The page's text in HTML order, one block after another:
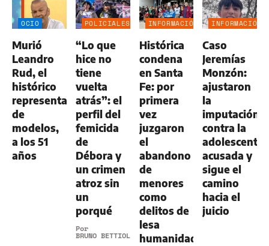
OCIO
Murió
Leandro
Rud, el
histórico
representante
de
modelos,
a los 51
años
POLICIALES
“Lo que
hice no
tiene
vuelta
atrás”: el
perfil del
femicida
de
Débora y
un crimen
atroz sin
un
porqué
Por
BRUNO BETTIOL
INFORMACIÓN
Histórica
condena
en Santa
Fe: por
primera
vez
juzgaron
el
abandono
de
menores
como
delitos de
lesa
humanidad
INFORMACIÓN
Caso
Jeremías
Monzón:
ajustaron
la
imputación
contra la
adolescente
acusada y
sigue el
camino
hacia el
juicio